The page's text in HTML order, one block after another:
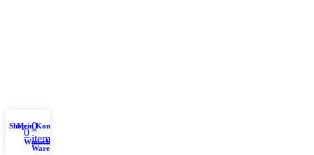
ShopMein Konto
0
Wunschliste
0
items
Warenkorb